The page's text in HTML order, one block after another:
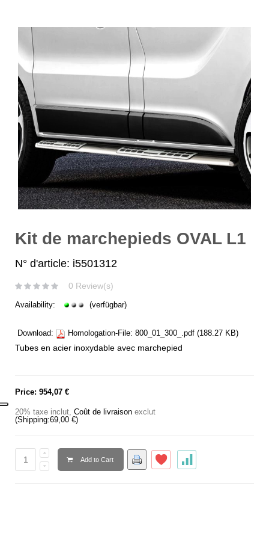
Kit de marchepieds OVAL L1
N° d'article: i5501312
0 Review(s)
Availability: (verfügbar)
Download: Homologation-File: 800_01_300_.pdf (188.27 KB)
Tubes en acier inoxydable avec marchepied
Price: 954,07 €
20% taxe inclut, Coût de livraison exclut
(Shipping:69,00 €)
Add to Cart